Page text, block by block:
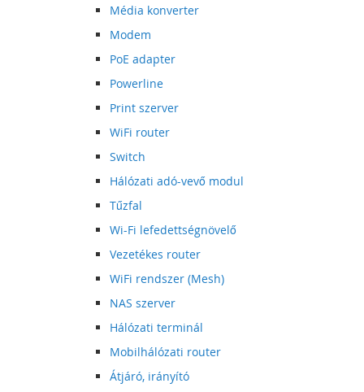
Média konverter
Modem
PoE adapter
Powerline
Print szerver
WiFi router
Switch
Hálózati adó-vevő modul
Tűzfal
Wi-Fi lefedettségnövelő
Vezetékes router
WiFi rendszer (Mesh)
NAS szerver
Hálózati terminál
Mobilhálózati router
Átjáró, irányító